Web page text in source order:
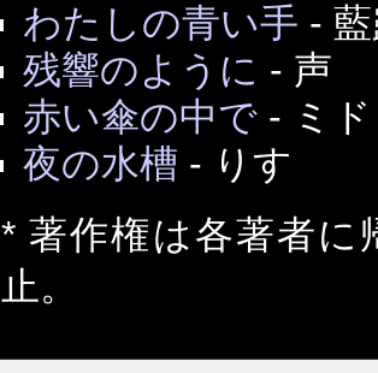
わたしの青い手 -
残響のように - 声
赤い傘の中で - ミ
夜の水槽 - りす
* 著作権は各著者に
止。